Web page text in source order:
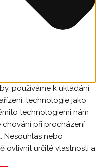
používáme k ukládání
technologie jako
technologiemi nám
chování při procházení
Nesouhlas nebo
ovlivnit určité vlastnosti a